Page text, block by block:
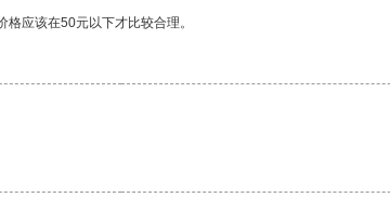
应该在50元以下才比较合理。